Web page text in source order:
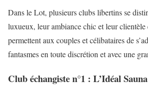
Dans le Lot, plusieurs clubs libertins se
luxueux, leur ambiance chic et leur clientèle
permettent aux couples et célibataires de
fantasmes en toute discrétion et avec une
Club échangiste n°1 : L’Idéal Sauna